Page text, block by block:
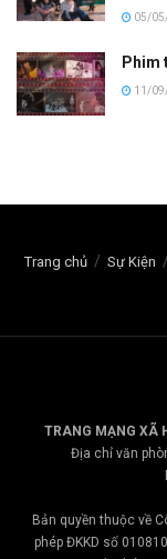
05/
Phim
11/
Trang chủ Sự Kiện
TRANG MẠNG XÃ
Địa chỉ văn
Bản quyền thuộc về
phép ĐKKD số